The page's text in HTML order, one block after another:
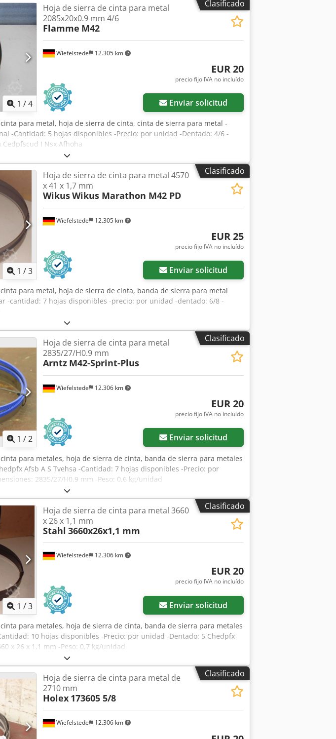
Clasificado
1 /4
Wiefelstede 12.305 km
Hoja de sierra de cinta para metal
2085x20x0.9 mm 4/6
Flamme M42
EUR 20
precio fijo IVA no incluído
Enviar solicitud
para metal, hoja de sierra de cinta, cinta de sierra para metal -
-Cantidad: 5 hojas disponibles -Precio: por unidad -Dentado: 4/6 -
Cedpfscud I Nsx Afhoha
Clasificado
1 /3
Wiefelstede 12.305 km
Hoja de sierra de cinta para metal 4570
x 41 x 1,7 mm
WikusWikus Marathon M42 PD
EUR 25
precio fijo IVA no incluído
Enviar solicitud
para metal, hoja de sierra de cinta, banda de sierra para metal
-cantidad: 7 hojas disponibles -precio: por unidad -dentado: 6/8 -
Clasificado
Pedir más fotos
1 /2
Wiefelstede 12.306 km
Hoja de sierra de cinta para metal
2835/27/H0.9 mm
Arntz M42-Sprint-Plus
EUR 20
precio fijo IVA no incluído
Enviar solicitud
para metales, hoja de sierra de cinta, banda de sierra para metales
Afsb A S Tvehsa -Cantidad: 7 hojas disponibles -Precio: por
2835/27/H0,9 mm -Peso: 0,6 kg/unidad
Clasificado
1 /3
Wiefelstede 12.306 km
Hoja de sierra de cinta para metal 3660
x 26 x 1,1 mm
Stahl 3660x26x1,1 mm
EUR 20
precio fijo IVA no incluído
Enviar solicitud
para metales, hoja de sierra de cinta, banda de sierra para metales
10 hojas disponibles -Precio: por unidad -Dentado: 5 Chedpfx
x 26 x 1,1 mm -Peso: 0,7 kg/unidad
Clasificado
Wiefelstede 12.306 km
Hoja de sierra de cinta para metal de
2710 mm
Holex 173605 5/8